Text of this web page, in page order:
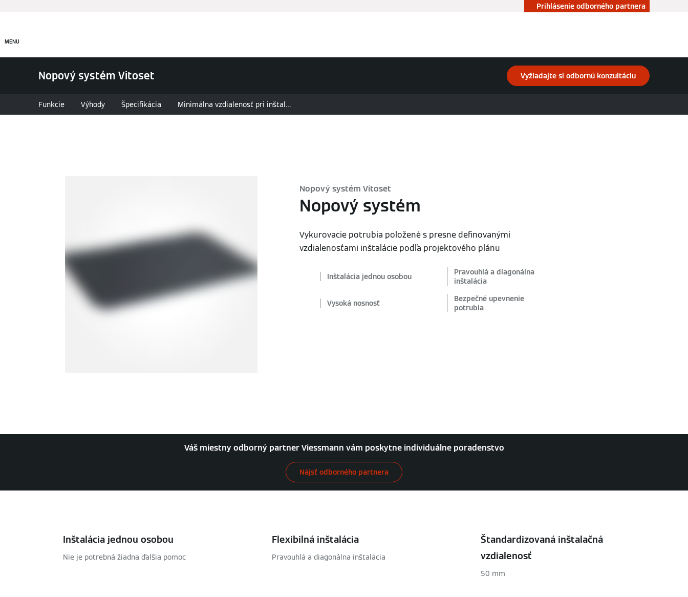
Prihlásenie odborného partnera
MENU
Nopový systém Vitoset Vyžiadajte si odbornú konzultáciu
Funkcie Výhody Špecifikácia Minimálna vzdialenosť pri inštalácii
Nopový systém Vitoset
Nopový systém
Vykurovacie potrubia položené s presne definovanými
vzdialenosťami inštalácie podľa projektového plánu
Inštalácia jednou osobou
Pravouhlá a diagonálna
inštalácia
Vysoká nosnosť
Bezpečné upevnenie
potrubia
Váš miestny odborný partner Viessmann vám poskytne individuálne poradenstvo
Nájsť odborného partnera
Inštalácia jednou osobou
Nie je potrebná žiadna ďalšia pomoc
Flexibilná inštalácia
Pravouhlá a diagonálna inštalácia
Štandardizovaná inštalačná
vzdialenosť
50 mm